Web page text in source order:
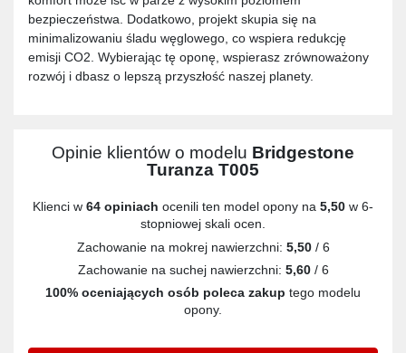
bezpieczeństwa. Dodatkowo, projekt skupia się na
minimalizowaniu śladu węglowego, co wspiera redukcję
emisji CO2. Wybierając tę oponę, wspierasz zrównoważony
rozwój i dbasz o lepszą przyszłość naszej planety.
Opinie klientów o modelu Bridgestone
Turanza T005
Klienci w 64 opiniach ocenili ten model opony na 5,50 w 6-
stopniowej skali ocen.
Zachowanie na mokrej nawierzchni: 5,50/ 6
Zachowanie na suchej nawierzchni: 5,60/ 6
100% oceniających osób poleca zakup tego modelu
opony.